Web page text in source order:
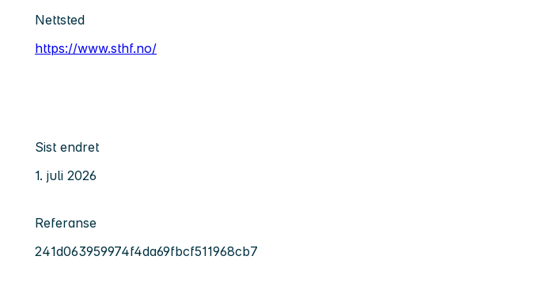
Nettsted
https://www.sthf.no/
Sist endret
1. juli 2026
Referanse
241d063959974f4da69fbcf511968cb7